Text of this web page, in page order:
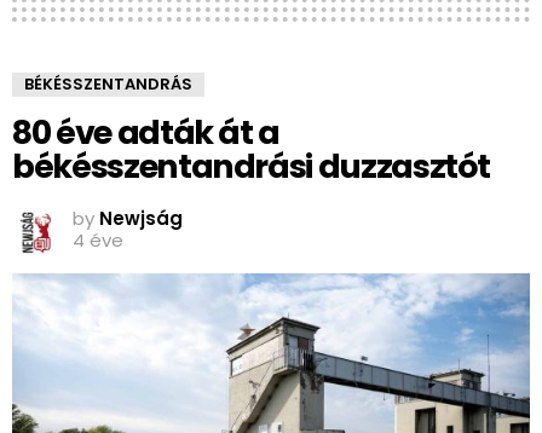
BÉKÉSSZENTANDRÁS
80 éve adták át a
békésszentandrási duzzasztót
by Newjság
4 éve